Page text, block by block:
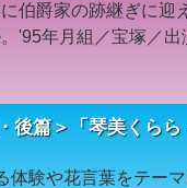
伯爵家の跡継ぎに迎
'95年月組／宝塚／
後篇＞「琴美くら
体験や花言葉をテー